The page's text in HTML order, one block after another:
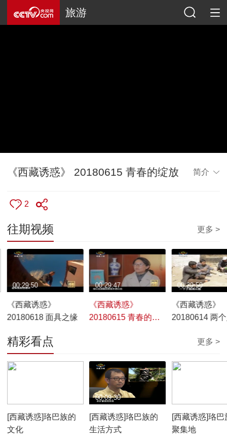
旅游
《西藏诱惑》 20180615 青春的绽放 简介
2
往期视频 更多 >
《西藏诱惑》
20180618 面具之缘
00:29:50
《西藏诱惑》
20180615 青春的绽
00:29:47
《西藏诱惑》
20180614 两
00:29:50
精彩看点 更多 >
[西藏诱惑]珞巴族的
文化
[西藏诱惑]珞巴族的
生活方式
00:09:30
[西藏诱惑]珞巴
聚集地